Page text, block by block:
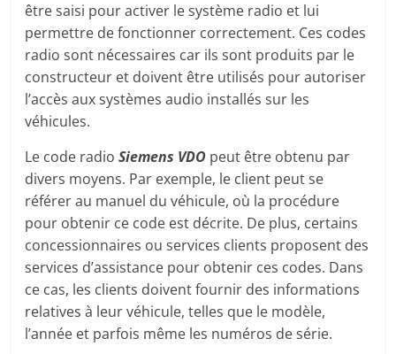
être saisi pour activer le système radio et lui
permettre de fonctionner correctement. Ces codes
radio sont nécessaires car ils sont produits par le
constructeur et doivent être utilisés pour autoriser
l’accès aux systèmes audio installés sur les
véhicules.
Le code radioSiemens VDO peut être obtenu par
divers moyens. Par exemple, le client peut se
référer au manuel du véhicule, où la procédure
pour obtenir ce code est décrite. De plus, certains
concessionnaires ou services clients proposent des
services d’assistance pour obtenir ces codes. Dans
ce cas, les clients doivent fournir des informations
relatives à leur véhicule, telles que le modèle,
l’année et parfois même les numéros de série.